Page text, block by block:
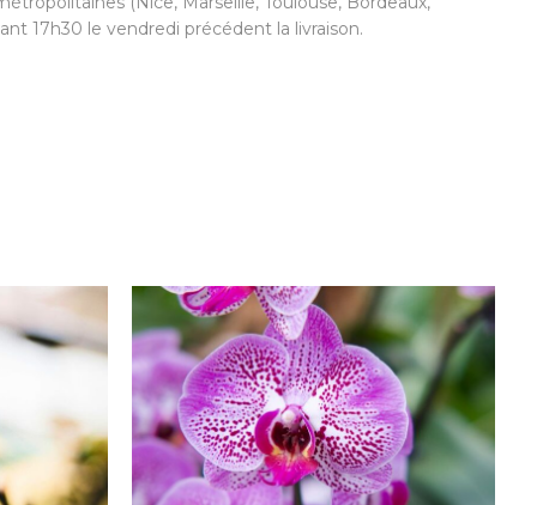
17h30 le vendredi précédent la livraison.